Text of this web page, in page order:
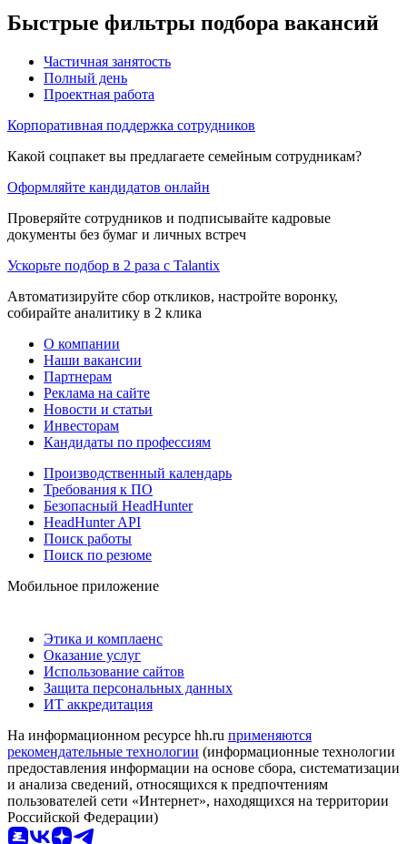
Быстрые фильтры подбора вакансий
Частичная занятость
Полный день
Проектная работа
Корпоративная поддержка сотрудников
Какой соцпакет вы предлагаете семейным сотрудникам?
Оформляйте кандидатов онлайн
Проверяйте сотрудников и подписывайте кадровые
документы без бумаг и личных встреч
Ускорьте подбор в 2 раза с Talantix
Автоматизируйте сбор откликов, настройте воронку,
собирайте аналитику в 2 клика
О компании
Наши вакансии
Партнерам
Реклама на сайте
Новости и статьи
Инвесторам
Кандидаты по профессиям
Производственный календарь
Требования к ПО
Безопасный HeadHunter
HeadHunter API
Поиск работы
Поиск по резюме
Мобильное приложение
Этика и комплаенс
Оказание услуг
Использование сайтов
Защита персональных данных
ИТ аккредитация
На информационном ресурсе hh.ru применяются
рекомендательные технологии (информационные технологии
предоставления информации на основе сбора, систематизации
и анализа сведений, относящихся к предпочтениям
пользователей сети «Интернет», находящихся на территории
Российской Федерации)